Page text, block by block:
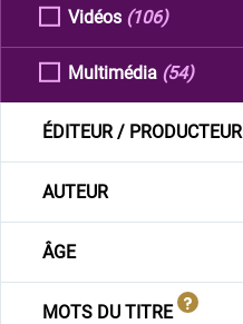
Vidéos (106)
Multimédia (54)
ÉDITEUR / PRODUCTEUR
AUTEUR
ÂGE
MOTS DU TITRE